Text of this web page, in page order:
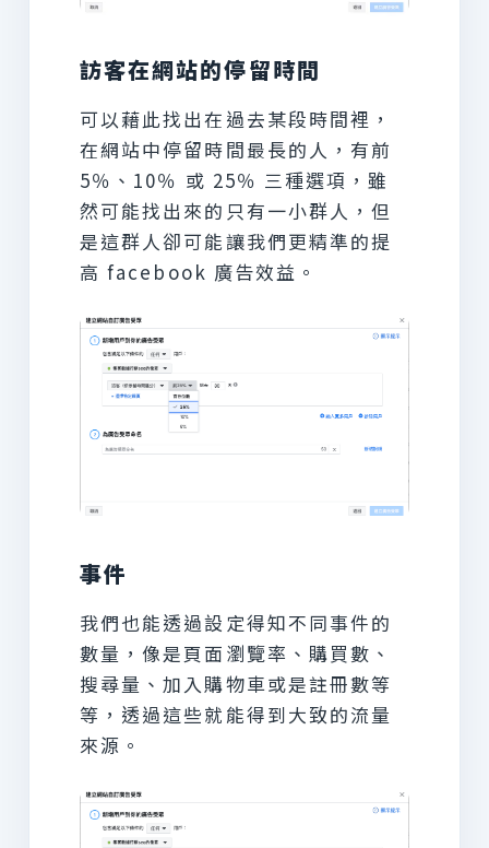
訪客在網站的停留時間
可以藉此找出在過去某段時間裡，
在網站中停留時間最長的人，有前
5％、10％ 或 25％ 三種選項，雖
然可能找出來的只有一小群人，但
是這群人卻可能讓我們更精準的提
高 facebook 廣告效益。
事件
我們也能透過設定得知不同事件的
數量，像是頁面瀏覽率、購買數、
搜尋量、加入購物車或是註冊數等
等，透過這些就能得到大致的流量
來源。